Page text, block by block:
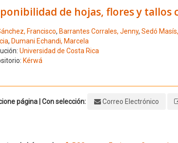
de hojas, flores y tallos
Francisco, Barrantes Corrales, Jenny, Sedó Masís,
, Dumani Echandi, Marcela
Universidad de Costa Rica
Kérwá
página | Con selección: Correo Electrónico